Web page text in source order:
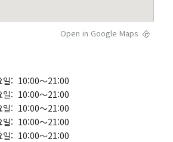
Open in Google Maps
일: 10:00～21:00
일: 10:00～21:00
일: 10:00～21:00
일: 10:00～21:00
일: 10:00～21:00